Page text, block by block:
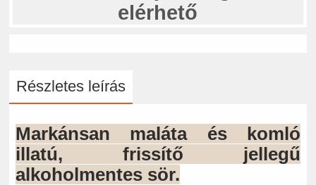
elérhető
Részletes leírás
Markánsan maláta és komló
illatú, frissítő jellegű
alkoholmentes sör.